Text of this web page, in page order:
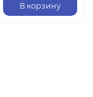
В корзину